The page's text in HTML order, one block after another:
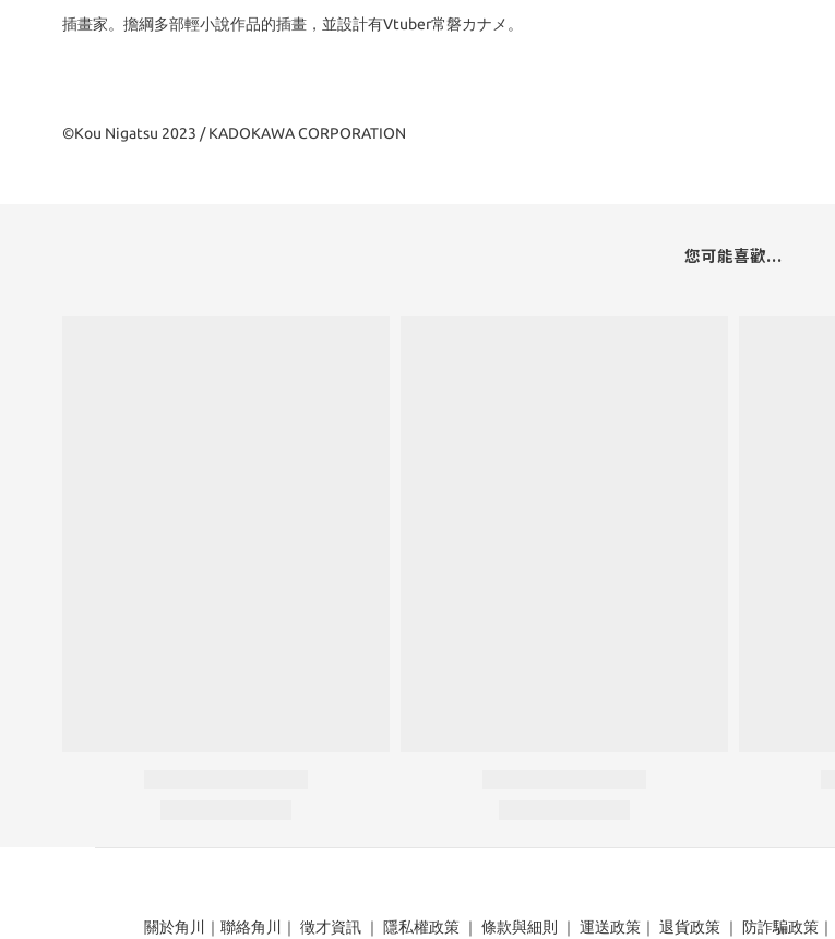
插畫家。擔綱多部輕小說作品的插畫，並設計有Vtuber常磐カナメ。
©Kou Nigatsu 2023 / KADOKAWA CORPORATION
您可能喜歡...
關於角川 ｜ 聯絡角川 ｜ 徵才資訊 ｜ 隱私權政策 ｜ 條款與細則 ｜ 運送政策 ｜ 退貨政策 ｜ 防詐騙政策 ｜